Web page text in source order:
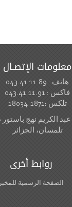
معلومات الإتصـال
هاتف : 043.41.11.89
فاكس : 043.41.11.91
تلكس :1871-18034
تلمسان، الجزائر
روابط أخرى
الصفحة الرسمية للمخبر